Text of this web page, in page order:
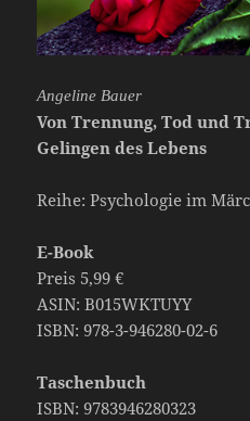
Angeline Bauer
Von Trennung, Tod und
Gelingen des Lebens
Reihe: Psychologie im
E-Book
Preis 5,99 €
ASIN: B015WKTUYY
ISBN: 978-3-946280-02-6
Taschenbuch
ISBN: 9783946280323